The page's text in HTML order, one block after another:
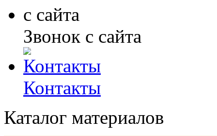
Звонок с сайта
Контакты
Каталог материалов